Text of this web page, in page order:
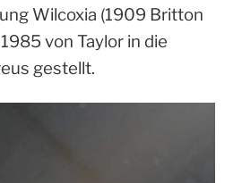
Wilcoxia (1909 Britton
von Taylor in die
gestellt.